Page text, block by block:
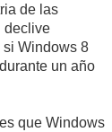
de las
declive
si Windows 8
un año
que Windows